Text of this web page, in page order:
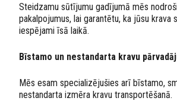
Steidzamu sūtījumu gadījumā mēs
pakalpojumus, lai garantētu, ka jūsu krava
iespējami īsā laikā.
Bīstamo un nestandarta kravu
Mēs esam specializējušies arī bīstamo,
nestandarta izmēra kravu transportēšanā.